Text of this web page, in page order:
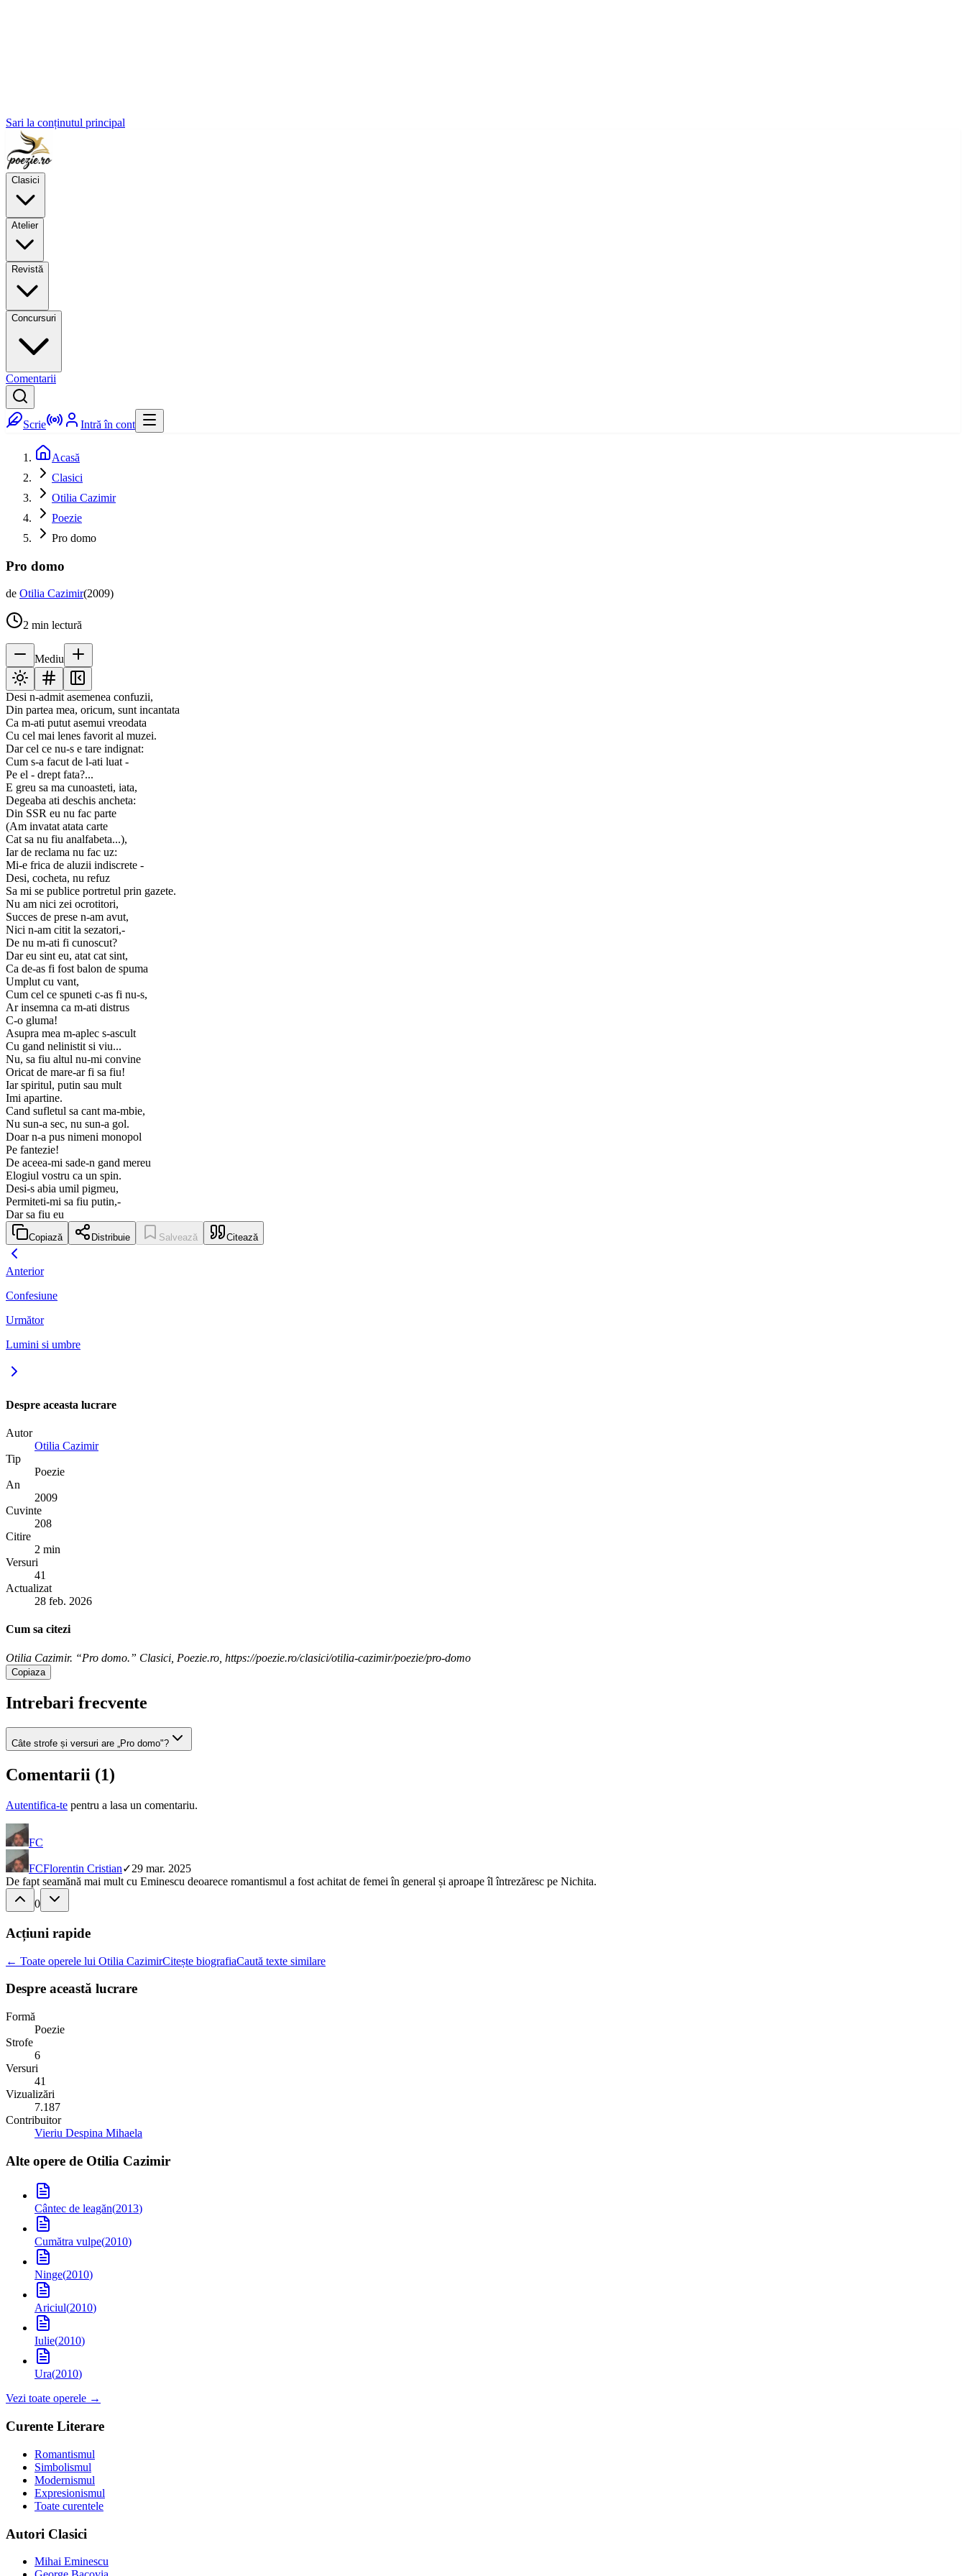
Sari la conținutul principal
Clasici
Atelier
Revistă
Concursuri
Comentarii
Scrie Intră în cont
Acasă
Clasici
Otilia Cazimir
Poezie
Pro domo
Pro domo
de Otilia Cazimir(2009)
2 min lectură
Mediu
Desi n-admit asemenea confuzii,
Din partea mea, oricum, sunt incantata
Ca m-ati putut asemui vreodata
Cu cel mai lenes favorit al muzei.
Dar cel ce nu-s e tare indignat:
Cum s-a facut de l-ati luat -
Pe el - drept fata?...
E greu sa ma cunoasteti, iata,
Degeaba ati deschis ancheta:
Din SSR eu nu fac parte
(Am invatat atata carte
Cat sa nu fiu analfabeta...),
Iar de reclama nu fac uz:
Mi-e frica de aluzii indiscrete -
Desi, cocheta, nu refuz
Sa mi se publice portretul prin gazete.
Nu am nici zei ocrotitori,
Succes de prese n-am avut,
Nici n-am citit la sezatori,-
De nu m-ati fi cunoscut?
Dar eu sint eu, atat cat sint,
Ca de-as fi fost balon de spuma
Umplut cu vant,
Cum cel ce spuneti c-as fi nu-s,
Ar insemna ca m-ati distrus
C-o gluma!
Asupra mea m-aplec s-ascult
Cu gand nelinistit si viu...
Nu, sa fiu altul nu-mi convine
Oricat de mare-ar fi sa fiu!
Iar spiritul, putin sau mult
Imi apartine.
Cand sufletul sa cant ma-mbie,
Nu sun-a sec, nu sun-a gol.
Doar n-a pus nimeni monopol
Pe fantezie!
De aceea-mi sade-n gand mereu
Elogiul vostru ca un spin.
Desi-s abia umil pigmeu,
Permiteti-mi sa fiu putin,-
Dar sa fiu eu
Copiază Distribuie Salvează Citează
Anterior
Confesiune
Următor
Lumini si umbre
Despre aceasta lucrare
Autor
Otilia Cazimir
Tip
Poezie
An
2009
Cuvinte
208
Citire
2 min
Versuri
41
Actualizat
28 feb. 2026
Cum sa citezi
Otilia Cazimir. “Pro domo.” Clasici, Poezie.ro, https://poezie.ro/clasici/otilia-cazimir/poezie/pro-domo
Copiaza
Intrebari frecvente
Câte strofe și versuri are „Pro domo"?
Comentarii (1)
Autentifica-te pentru a lasa un comentariu.
FC
FCFlorentin Cristian✓29 mar. 2025
De fapt seamănă mai mult cu Eminescu deoarece romantismul a fost achitat de femei în general și aproape îl întrezăresc pe Nichita.
0
Acțiuni rapide
← Toate operele lui Otilia CazimirCitește biografiaCaută texte similare
Despre această lucrare
Formă
Poezie
Strofe
6
Versuri
41
Vizualizări
7.187
Contribuitor
Vieriu Despina Mihaela
Alte opere de Otilia Cazimir
Cântec de leagăn(2013)
Cumătra vulpe(2010)
Ninge(2010)
Ariciul(2010)
Iulie(2010)
Ura(2010)
Vezi toate operele →
Curente Literare
Romantismul
Simbolismul
Modernismul
Expresionismul
Toate curentele
Autori Clasici
Mihai Eminescu